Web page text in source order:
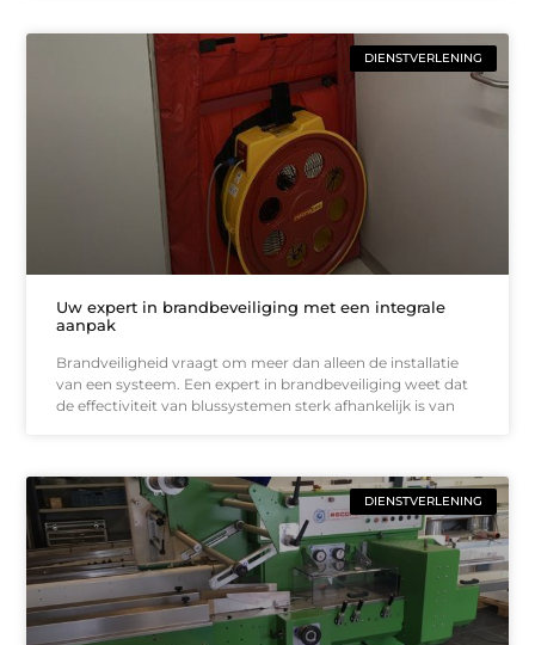
DIENSTVERLENING
Uw expert in brandbeveiliging met een integrale
aanpak
Brandveiligheid vraagt om meer dan alleen de installatie
van een systeem. Een expert in brandbeveiliging weet dat
de effectiviteit van blussystemen sterk afhankelijk is van
DIENSTVERLENING